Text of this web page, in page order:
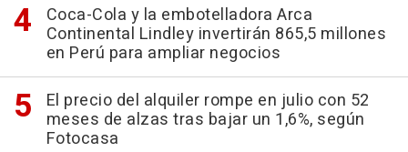
Coca-Cola y la embotelladora Arca
Continental Lindley invertirán 865,5 millones
en Perú para ampliar negocios
El precio del alquiler rompe en julio con 52
meses de alzas tras bajar un 1,6%, según
Fotocasa